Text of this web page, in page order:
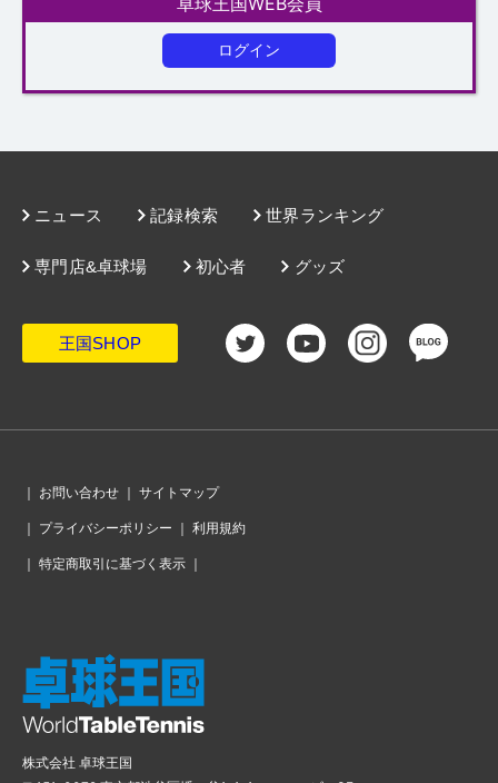
ログイン
ニュース 記録検索 世界ランキング
グッズ
専門店&卓球場 初心者
王国SHOP
｜ お問い合わせ ｜ サイトマップ
｜ プライバシーポリシー ｜ 利用規約
｜ 特定商取引に基づく表示 ｜
株式会社 卓球王国